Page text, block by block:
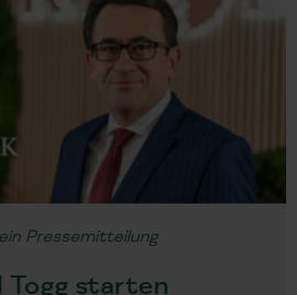
Pressemitteilung
Togg starten